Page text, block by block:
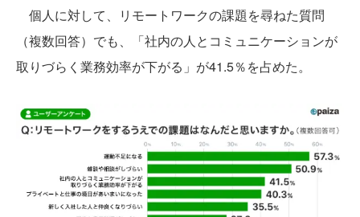
個人に対して、リモートワークの課題を尋ねた質問
（複数回答）でも、「社内の人とコミュニケーションが
取りづらく業務効率が下がる」が41.5％を占めた。